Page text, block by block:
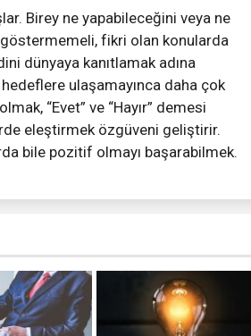
Birey ne yapabileceğini veya ne
fikri olan konularda
dünyaya kanıtlamak adına
ulaşamayınca daha çok
“Evet” ve “Hayır” demesi
eleştirmek özgüveni geliştirir.
bile pozitif olmayı başarabilmek.